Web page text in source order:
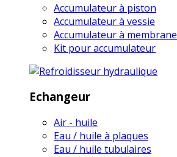
Accumulateur à piston
Accumulateur à vessie
Accumulateur à membrane
Kit pour accumulateur
Echangeur
Air - huile
Eau / huile à plaques
Eau / huile tubulaires